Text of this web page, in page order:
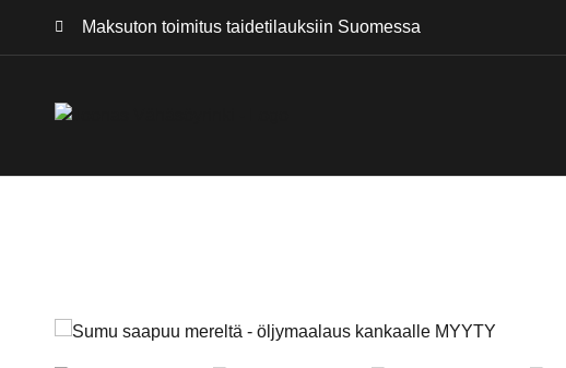
Maksuton toimitus taidetilauksiin Suomessa